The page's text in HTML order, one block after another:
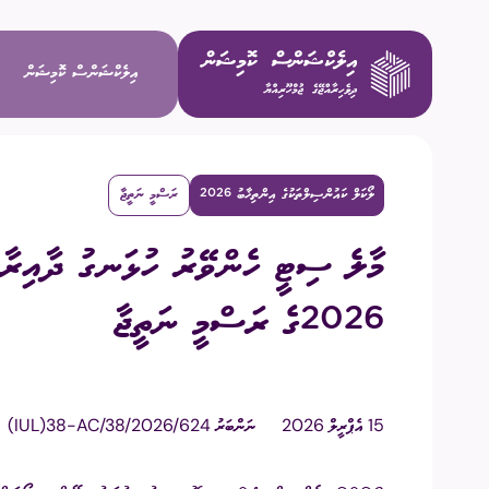
އިލެކްޝަންސް ކޮމިޝަން
ލޯކަލް ކައުންސިލްތަކުގެ އިންތިޚާބު 2026 ރަސްމީ ނަތީޖާ
މާލެ ސިޓީ ހެންވޭރު ހުޅަނގު
2026ގެ ރަސްމީ ނަތީޖާ
15 އެޕްރީލް 2026 ނަންބަރު(IUL)38-AC/38/2026/624